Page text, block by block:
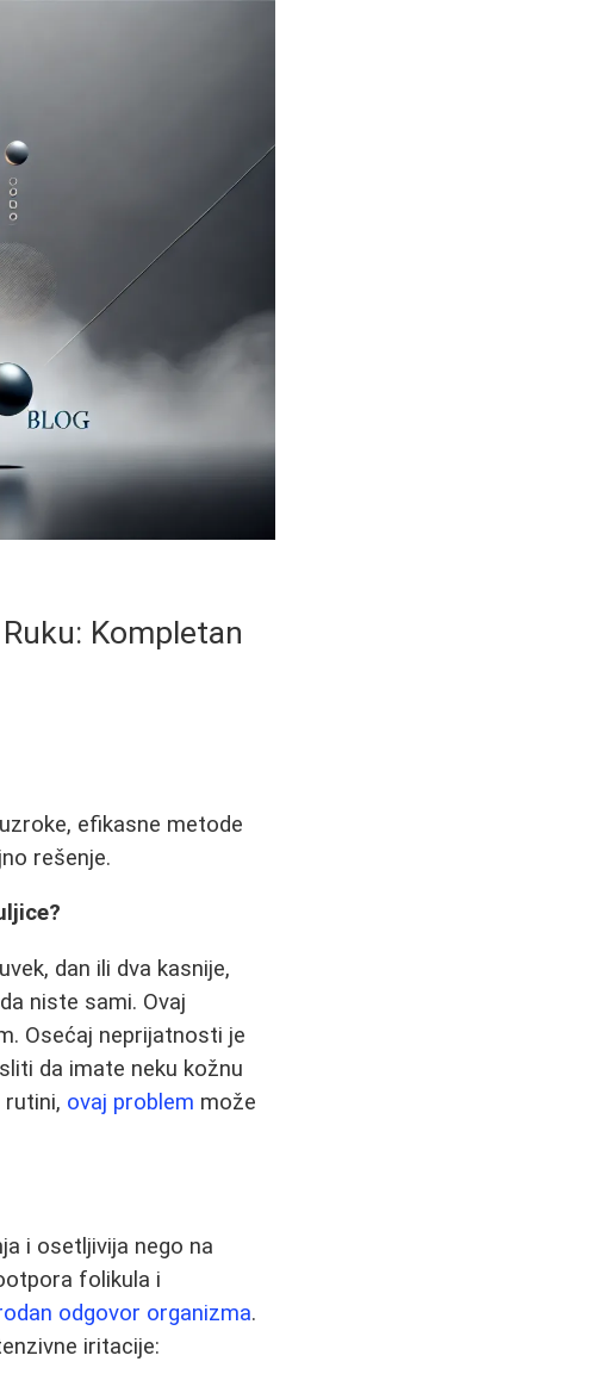
Kompletan
efikasne metode
rešenje.
dan ili dva kasnije,
niste sami. Ovaj
Osećaj neprijatnosti je
da imate neku kožnu
rutini, ovaj problem može
i osetljivija nego na
folikula i
odgovor organizma.
iritacije: